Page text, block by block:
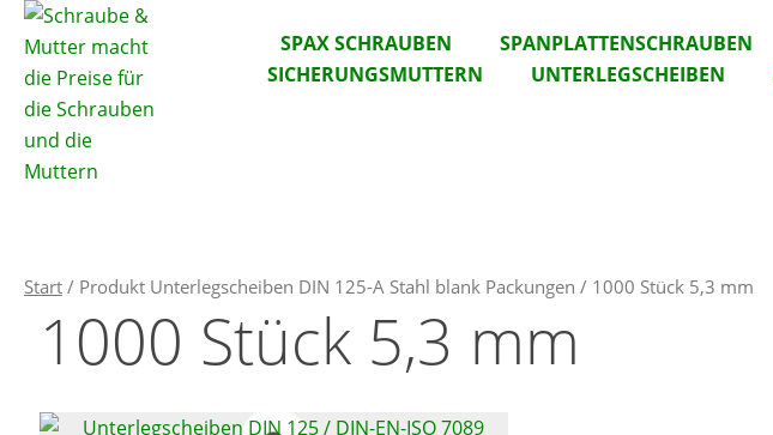
SPAX SCHRAUBEN SPANPLATTENSCHRAUBEN
SICHERUNGSMUTTERN
UNTERLEGSCHEIBEN
Start / Produkt Unterlegscheiben DIN 125-A Stahl blank Packungen / 1000 Stück 5,3 mm
1000 Stück 5,3 mm